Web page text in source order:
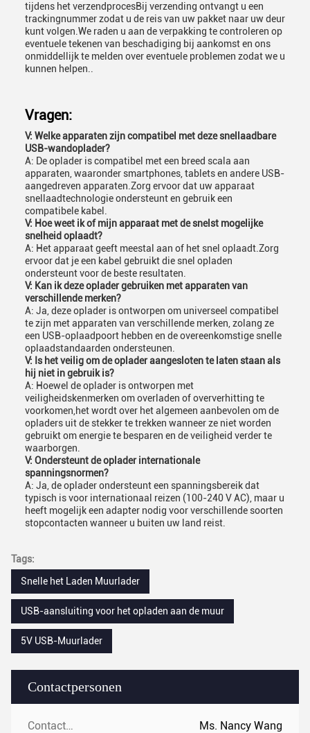
Contactpersonen
Contactpersonen: Ms. Nancy Wang
tijdens het verzendprocesBij verzending ontvangt u een
trackingnummer zodat u de reis van uw pakket naar uw deur
kunt volgen.We raden u aan de verpakking te controleren op
eventuele tekenen van beschadiging bij aankomst en ons
onmiddellijk te melden over eventuele problemen zodat we u
kunnen helpen..
Vragen:
V: Welke apparaten zijn compatibel met deze snellaadbare
USB-wandoplader?
A: De oplader is compatibel met een breed scala aan
apparaten, waaronder smartphones, tablets en andere USB-
aangedreven apparaten.Zorg ervoor dat uw apparaat
snellaadtechnologie ondersteunt en gebruik een
compatibele kabel.
V: Hoe weet ik of mijn apparaat met de snelst mogelijke
snelheid oplaadt?
A: Het apparaat geeft meestal aan of het snel oplaadt.Zorg
ervoor dat je een kabel gebruikt die snel opladen
ondersteunt voor de beste resultaten.
V: Kan ik deze oplader gebruiken met apparaten van
verschillende merken?
A: Ja, deze oplader is ontworpen om universeel compatibel
te zijn met apparaten van verschillende merken, zolang ze
een USB-oplaadpoort hebben en de overeenkomstige snelle
oplaadstandaarden ondersteunen.
V: Is het veilig om de oplader aangesloten te laten staan als
hij niet in gebruik is?
A: Hoewel de oplader is ontworpen met
veiligheidskenmerken om overladen of oververhitting te
voorkomen,het wordt over het algemeen aanbevolen om de
opladers uit de stekker te trekken wanneer ze niet worden
gebruikt om energie te besparen en de veiligheid verder te
waarborgen.
V: Ondersteunt de oplader internationale
spanningsnormen?
A: Ja, de oplader ondersteunt een spanningsbereik dat
typisch is voor internationaal reizen (100-240 V AC), maar u
heeft mogelijk een adapter nodig voor verschillende soorten
stopcontacten wanneer u buiten uw land reist.
Tags:
Snelle het Laden Muurlader
USB-aansluiting voor het opladen aan de muur
5V USB-Muurlader